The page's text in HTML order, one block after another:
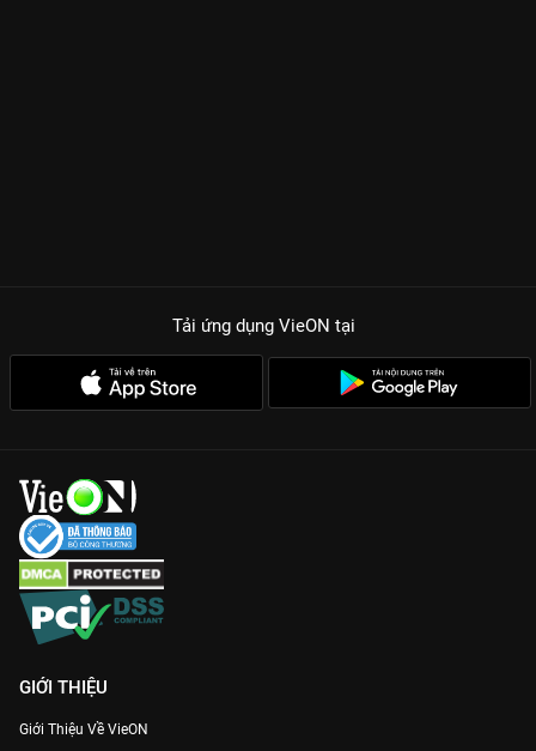
Khai thác góc khuất ngành vận chuyển, từ
những kho bãi Phật Sơn đến những dự án Thành Phố Trên
Không đầy táo bạo.
Tiết tấu nhanh:Đúng chất drama Hong Kong, mỗi tập phim
ứng dụng VieON.
Người Hùng Xí Nghiệp không chỉ là phim giải trí, mà còn là bài
học về quản trị, lòng tin và ý chí khởi nghiệp. Hãy chuẩn bị tinh
thần để bị cuốn vào vòng xoáy quyền lực và xem bản Thuyết
minh sớm nhất duy nhất trên
Tải ứng dụng VieON tại
GIỚI THIỆU
Giới Thiệu Về VieON